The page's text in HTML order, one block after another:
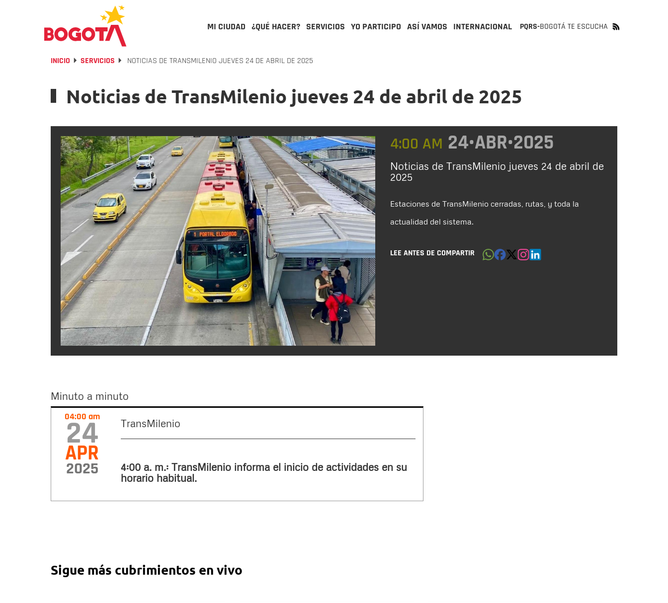
MI CIUDAD ¿QUÉ HACER? SERVICIOS YO PARTICIPO ASÍ VAMOS INTERNACIONAL PQRS-BOGOTÁ TE ESCUCHA
INICIO SERVICIOS NOTICIAS DE TRANSMILENIO JUEVES 24 DE ABRIL DE 2025
Noticias de TransMilenio jueves 24 de abril de 2025
4:00 AM 24•ABR•2025
Noticias de TransMilenio jueves 24 de abril de
2025
Estaciones de TransMilenio cerradas, rutas, y toda la
actualidad del sistema.
LEE ANTES DE COMPARTIR
Minuto a minuto
Minuto
minuto
04:00 am
24
APR
2025
TransMilenio
4:00 a. m.: TransMilenio informa el inicio de actividades en su
horario habitual.
Sigue más cubrimientos en vivo